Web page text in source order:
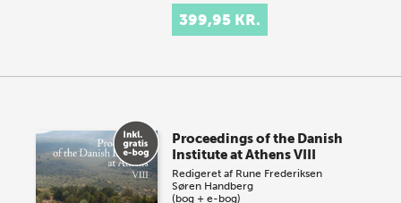
399,95 KR.
Proceedings of the Danish
Institute at Athens VIII
Redigeret af Rune Frederiksen
Søren Handberg
(bog + e-bog)